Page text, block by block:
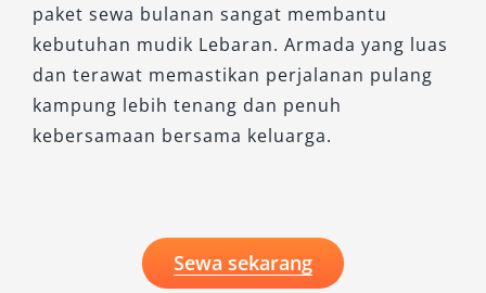
paket sewa bulanan sangat membantu
kebutuhan mudik Lebaran. Armada yang luas
dan terawat memastikan perjalanan pulang
kampung lebih tenang dan penuh
kebersamaan bersama keluarga.
Sewa sekarang